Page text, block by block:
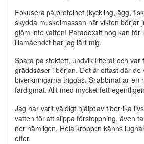
Fokusera på proteinet (kyckling, ägg,
skydda muskelmassan när vikten börjar
glöm inte vatten! Paradoxalt nog kan för
illamåendet har jag lärt mig.
Spara på stekfett, undvik friterat och var
gräddsåser i början. Det är oftast där de
biverkningarna triggas. Snabbmat är en
färdigmat. Allt med mycket fett
Jag har varit väldigt hjälpt av fiberrika
vatten för att slippa förstoppning, även
ner nämligen. Hela kroppen känns
efter.